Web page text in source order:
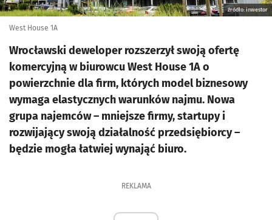
źródło: inwestor
West House 1A
Wrocławski deweloper rozszerzył swoją ofertę
komercyjną w biurowcu West House 1A o
powierzchnie dla firm, których model biznesowy
wymaga elastycznych warunków najmu. Nowa
grupa najemców – mniejsze firmy, startupy i
rozwijający swoją działalność przedsiębiorcy –
będzie mogła łatwiej wynająć biuro.
REKLAMA